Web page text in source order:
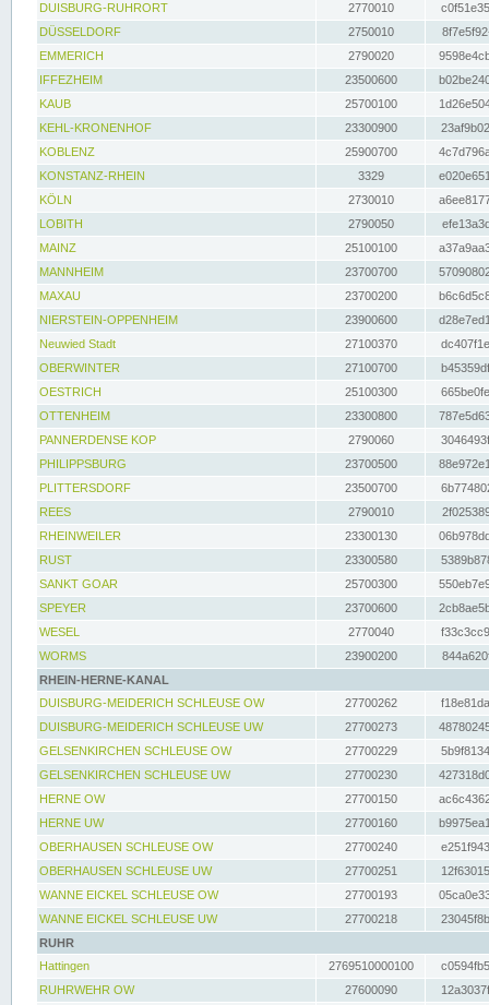
DUISBURG-RUHRORT
2770010
DÜSSELDORF
2750010
EMMERICH
2790020
IFFEZHEIM
23500600
KAUB
25700100
KEHL-KRONENHOF
23300900
KOBLENZ
25900700
KONSTANZ-RHEIN
3329
KÖLN
2730010
LOBITH
2790050
MAINZ
25100100
MANNHEIM
23700700
MAXAU
23700200
NIERSTEIN-OPPENHEIM
23900600
Neuwied Stadt
27100370
OBERWINTER
27100700
OESTRICH
25100300
OTTENHEIM
23300800
PANNERDENSE KOP
2790060
PHILIPPSBURG
23700500
PLITTERSDORF
23500700
REES
2790010
RHEINWEILER
23300130
RUST
23300580
SANKT GOAR
25700300
SPEYER
23700600
WESEL
2770040
WORMS
23900200
RHEIN-HERNE-KANAL
DUISBURG-MEIDERICH SCHLEUSE OW
27700262
DUISBURG-MEIDERICH SCHLEUSE UW
27700273
GELSENKIRCHEN SCHLEUSE OW
27700229
GELSENKIRCHEN SCHLEUSE UW
27700230
HERNE OW
27700150
HERNE UW
27700160
OBERHAUSEN SCHLEUSE OW
27700240
OBERHAUSEN SCHLEUSE UW
27700251
WANNE EICKEL SCHLEUSE OW
27700193
WANNE EICKEL SCHLEUSE UW
27700218
RUHR
Hattingen
2769510000100
RUHRWEHR OW
27600090